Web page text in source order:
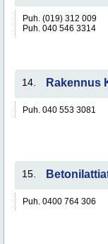
Puh. (019) 312 009
Puh. 040 546 3314
14. Rakennus
Puh. 040 553 3081
15.
Puh. 0400 764 306